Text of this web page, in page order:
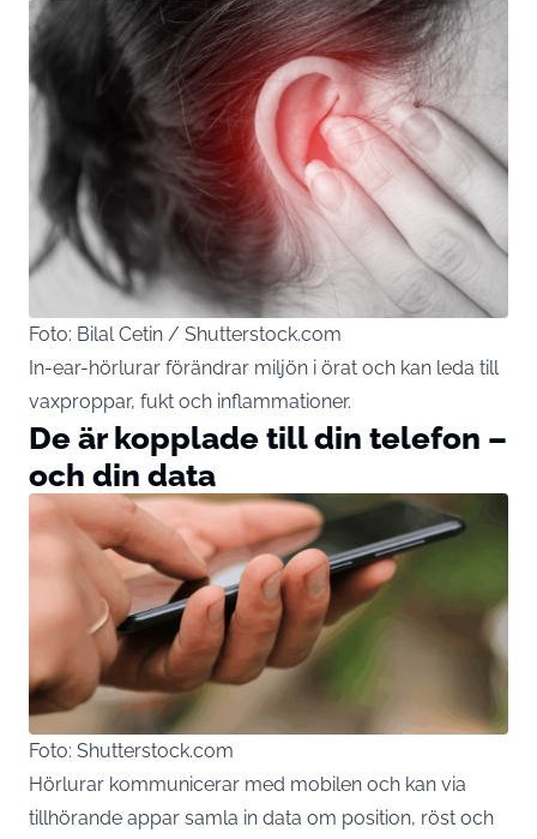
Foto: Bilal Cetin / Shutterstock.com
In-ear-hörlurar förändrar miljön i örat och kan leda till
vaxproppar, fukt och inflammationer.
De är kopplade till din telefon –
och din data
Foto: Shutterstock.com
Hörlurar kommunicerar med mobilen och kan via
tillhörande appar samla in data om position, röst och